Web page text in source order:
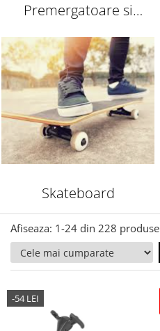
Premergatoare si
Skateboard
Afiseaza: 1-24 din 228 produse
-54 LEI